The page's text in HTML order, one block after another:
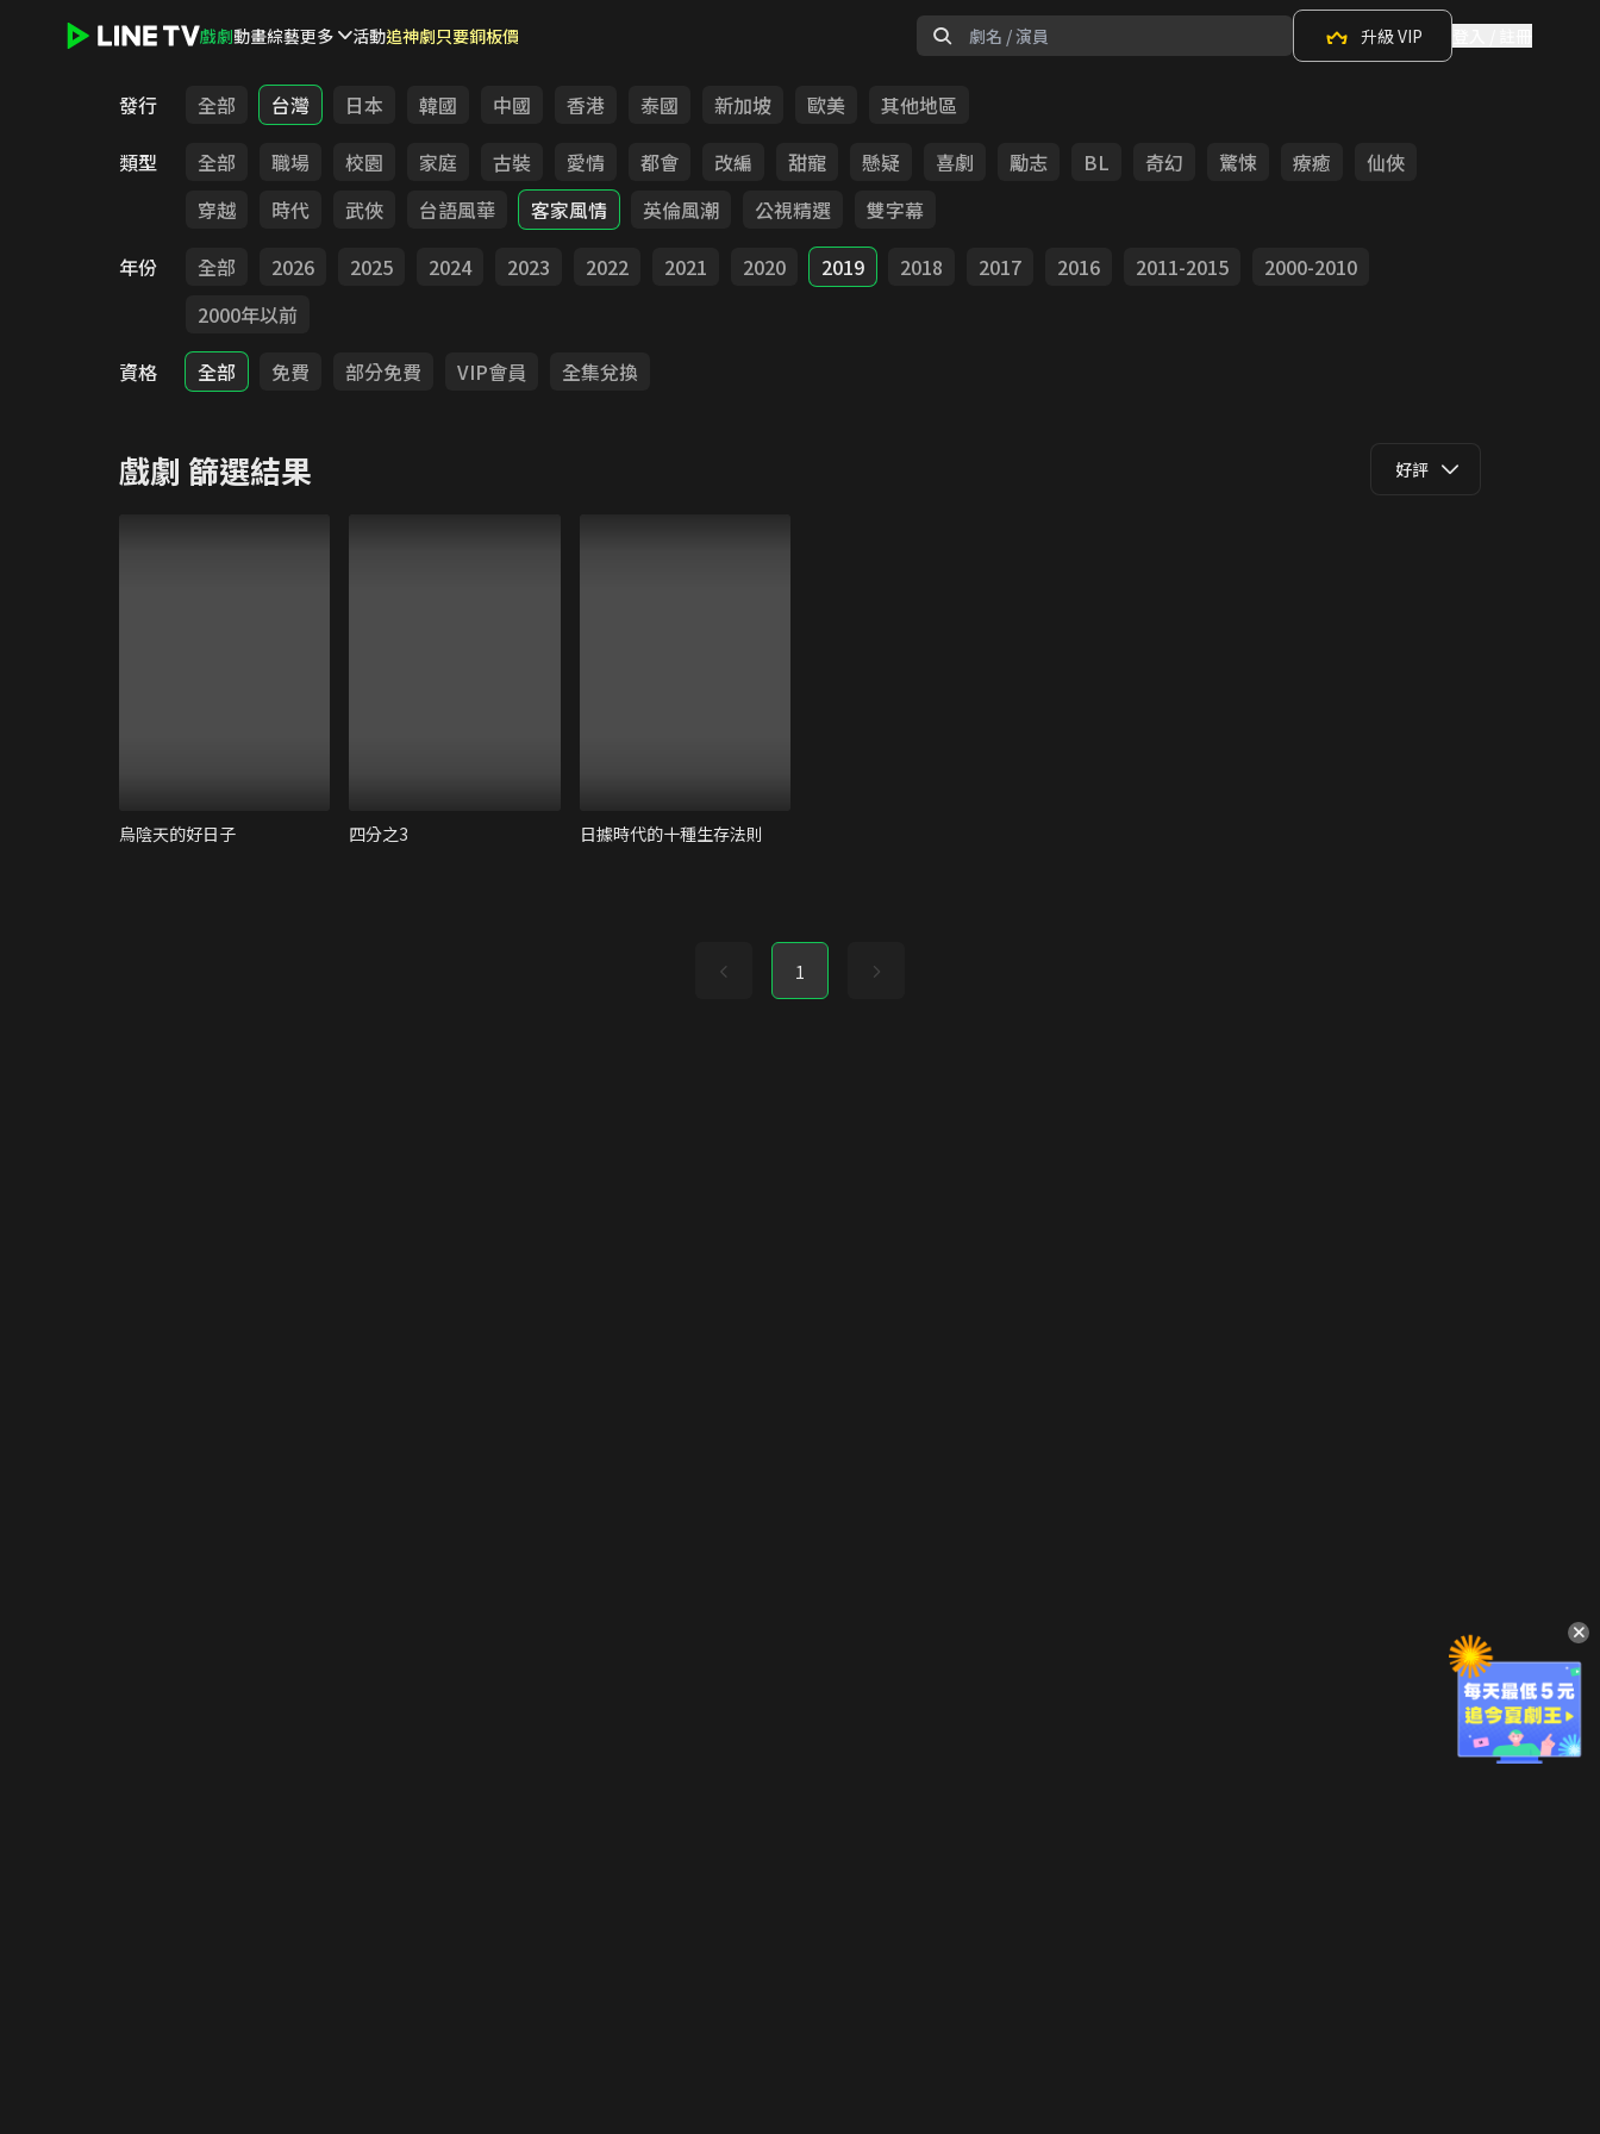
戲劇動畫綜藝更多 活動追神劇只要銅板價 升級 VIP
發行 全部 台灣 日本 韓國 中國 香港 泰國 新加坡 歐美
其他地區
類型
全部 職場 校園 家庭 古裝 愛情 都會 改編 甜寵 懸疑 喜劇 勵志 BL 奇幻 驚悚 療癒
仙俠
穿越
時代 武俠 台語風華 客家風情 英倫風潮 公視精選
雙字幕
年份
全部 2026 2025 2024 2023 2022 2021 2020 2019 2018 2017 2016 2011-2015
2000-2010
2000年以前
資格
全部 免費 部分免費 VIP會員 全集兌換
戲劇 篩選結果 好評
烏陰天的好日子 四分之3 日據時代的十種生存法則
1